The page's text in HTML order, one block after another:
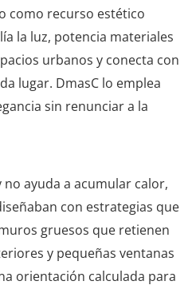
como recurso estético
la luz, potencia materiales
urbanos y conecta con
lugar. DmasC lo emplea
sin renunciar a la
ayuda a acumular calor,
con estrategias que
gruesos que retienen
y pequeñas ventanas
orientación calculada para